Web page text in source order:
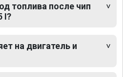
топлива после чип
I?
на двигатель и